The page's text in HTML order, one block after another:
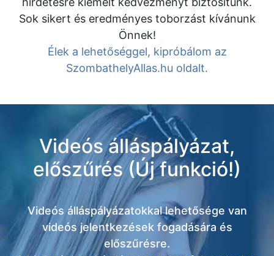
Sok sikert és eredményes toborzást kívánunk
Önnek!
Élek a lehetőséggel, kipróbálom az
SzombathelyAllas.hu oldalt.
Videós álláspályázat,
előszűrés (Új funkció!)
Videós álláspályázatokkal lehetősége van
videós jelentkezések fogadására és
előszűrésre.